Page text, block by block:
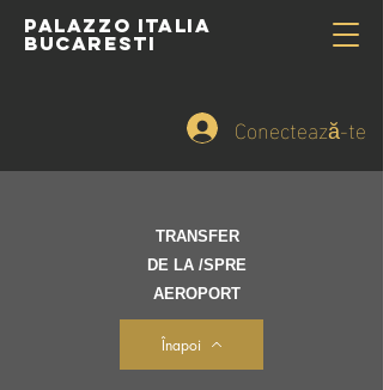
PALAZZO ITALIA
BUCARESTI
Conectează-te
TRANSFER
DE LA /SPRE
AEROPORT
Înapoi